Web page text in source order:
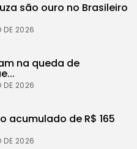
são ouro no Brasileiro
DE 2026
na queda de
DE 2026
acumulado de R$ 165
DE 2026